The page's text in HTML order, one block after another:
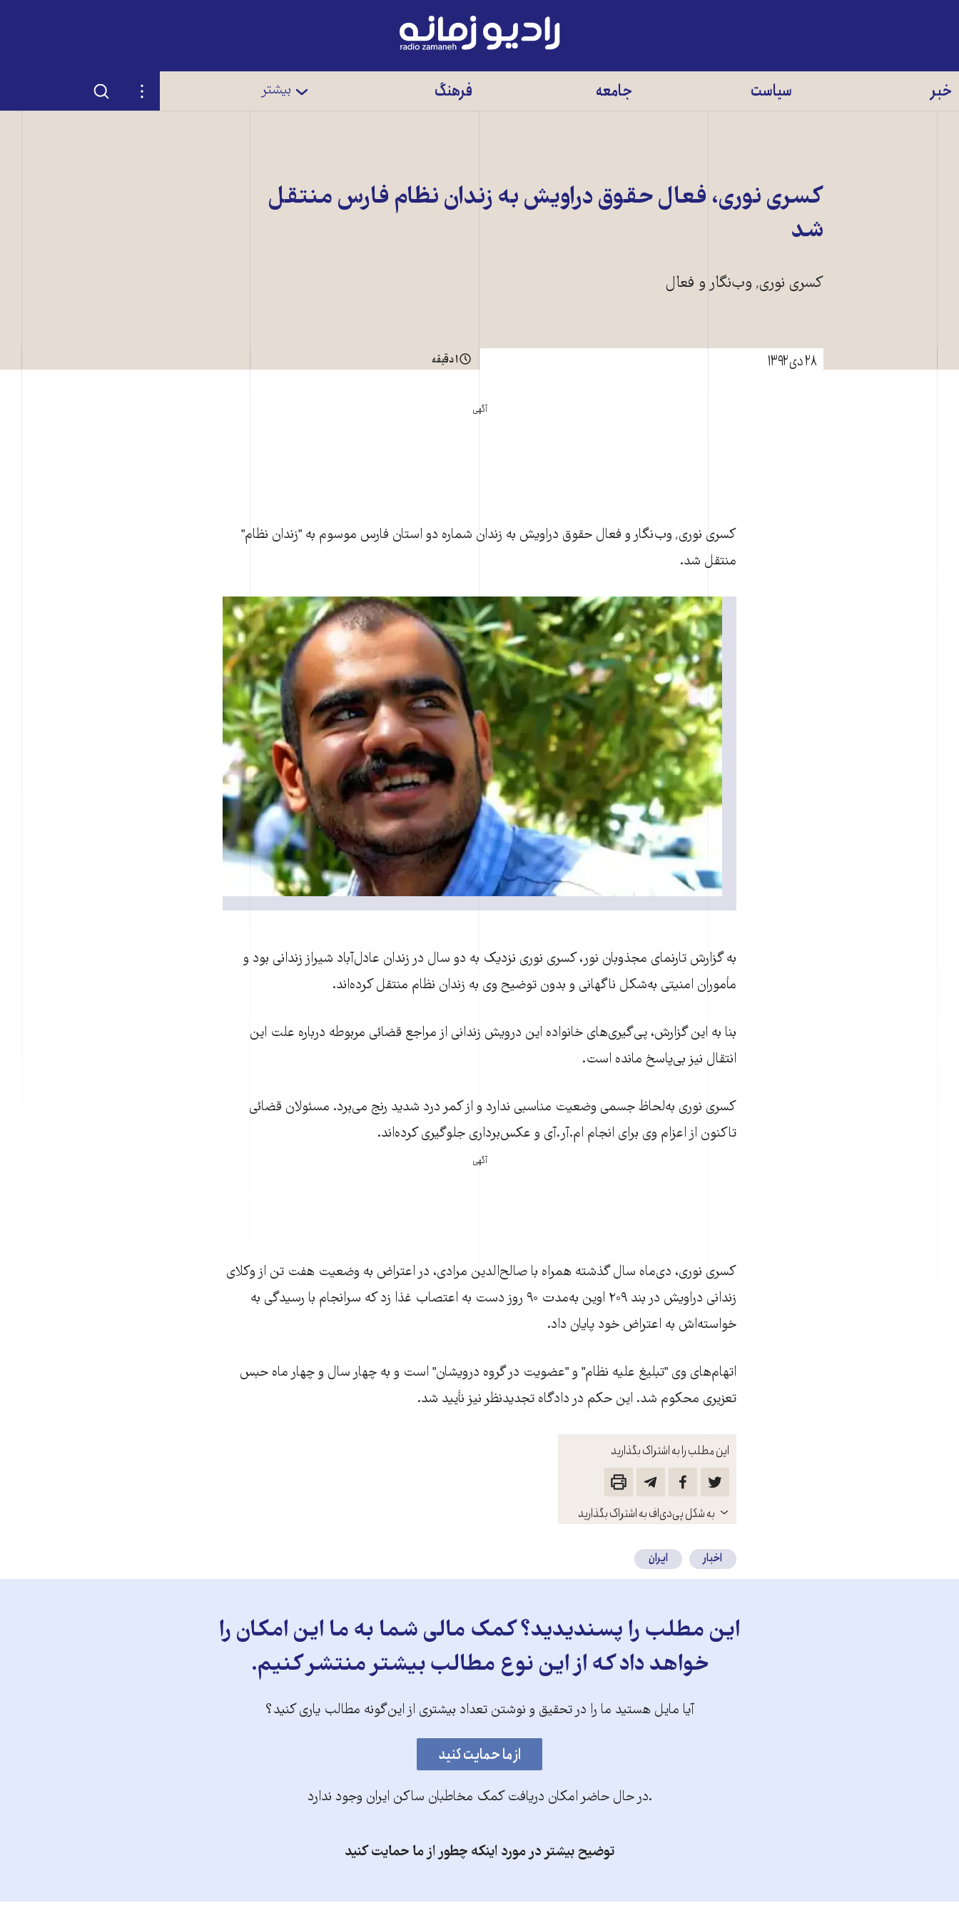
رادیو
زمانه
خبر سیاست جامعه فرهنگ بیشتر تنظیمات جستجو
کسری نوری، فعال حقوق دراويش به زندان نظام فارس منتقل
شد
کسری نوری٬ وب‌نگار و فعال
۲۸ دی ۱۳۹۲ ۱ دقیقه
آگهی
این مطلب را به اشتراک بگذارید
باز
کنید
به شکل پی‌دی‌اف به اشتراک بگذارید
کسری نوری٬ وب‌نگار و فعال حقوق دراویش به زندان شماره دو استان فارس موسوم به "زندان نظام"
منتقل شد.
به گزارش تارنمای مجذوبان نور، کسری نوری نزدیک به دو سال در زندان عادل‌آباد شیراز زندانی بود و
مأموران امنیتی به‌شکل ناگهانی و بدون توضيح وی به زندان نظام منتقل کرده‌اند.
بنا به اين گزارش، پی‌گیری‌های خانواده این درویش زندانی از مراجع قضائی مربوطه درباره علت این
انتقال نيز بی‌پاسخ مانده است.
کسری نوری به‌لحاظ جسمی وضعیت مناسبی ندارد و از کمر درد شدید رنج می‌برد. مسئولان قضائی
تاکنون از اعزام وی برای انجام ام‌.آر‌.آی و عکس‌برداری جلوگیری کرده‌اند.
آگهی
کسری نوری، دی‌ماه سال گذشته همراه با صالح‌الدین مرادی، در اعتراض به وضعیت هفت تن از وکلای
زندانی دراویش در بند ۲۰۹ اوین به‌مدت ۹۰ روز دست به اعتصاب غذا زد که سرانجام با رسیدگی به
خواسته‌اش به اعتراض خود پایان داد.
اتهام‌های وی "تبلیغ علیه نظام" و "عضویت در گروه درويشان" است و به چهار سال و چهار ماه حبس
تعزیری محکوم شد. این حکم در دادگاه تجدیدنظر نیز نأييد شد.
اخبار ایران
این مطلب را پسندیدید؟ کمک مالی شما به ما این امکان را
خواهد داد که از این نوع مطالب بیشتر منتشر کنیم.
آیا مایل هستید ما را در تحقیق و نوشتن تعداد بیشتری از این‌گونه مطالب یاری کنید؟
.در حال حاضر امکان دریافت کمک مخاطبان ساکن ایران وجود ندارد
توضیح بیشتر در مورد اینکه چطور از ما حمایت کنید